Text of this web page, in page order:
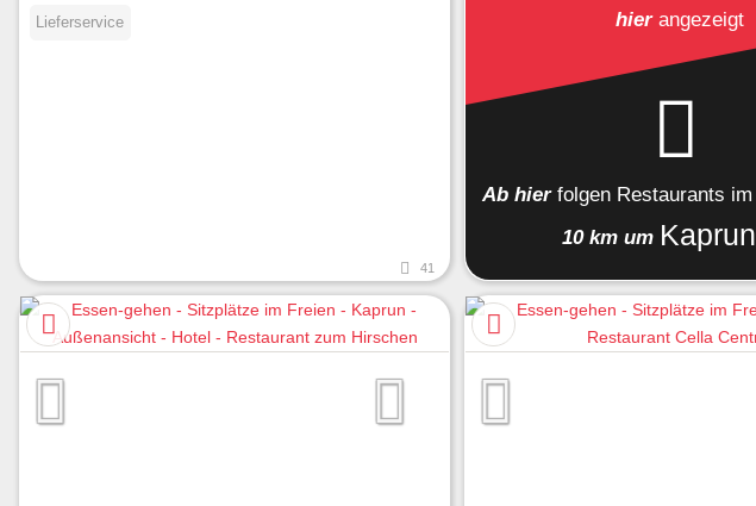
Lieferservice
41
hierangezeigt
Ab hier folgen Restaurants im
10 km um Kaprun